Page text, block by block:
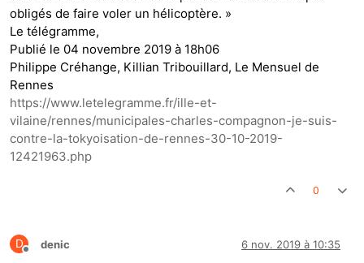
obligés de faire voler un hélicoptère. »
Le télégramme,
Publié le 04 novembre 2019 à 18h06
Philippe Créhange, Killian Tribouillard, Le Mensuel de
Rennes
https://www.letelegramme.fr/ille-et-
vilaine/rennes/municipales-charles-compagnon-je-suis-
contre-la-tokyoisation-de-rennes-30-10-2019-
12421963.php
0
D
Hors-ligne
denic 6 nov. 2019 à 10:35